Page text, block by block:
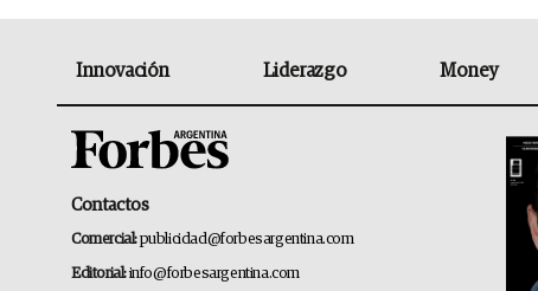
Innovación Liderazgo Money
Contactos
Comercial:publicidad@forbesargentina.com
Editorial:info@forbesargentina.com